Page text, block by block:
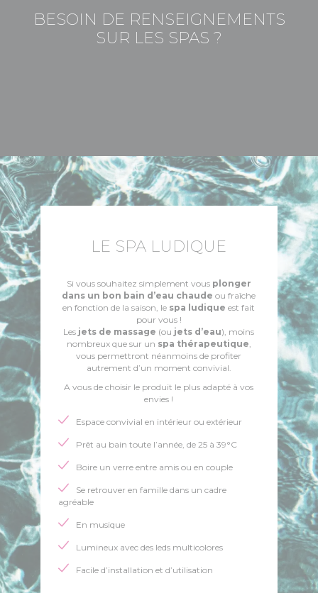
BESOIN DE RENSEIGNEMENTS
SUR LES SPAS ?
LE SPA LUDIQUE
Si vous souhaitez simplement vous plonger
dans un bon bain d’eau chaude ou fraîche
en fonction de la saison, le spa ludique est fait
pour vous !
Les jets de massage (ou jets d’eau), moins
nombreux que sur un spa thérapeutique
vous permettront néanmoins de profiter
autrement d’un moment convivial.
A vous de choisir le produit le plus adapté à vos
envies !
Espace convivial en intérieur ou extérieur
Prêt au bain toute l’année, de 25 à 39°C
Boire un verre entre amis ou en couple
Se retrouver en famille dans un cadre
agréable
En musique
Lumineux avec des leds multicolores
Facile d’installation et d’utilisation